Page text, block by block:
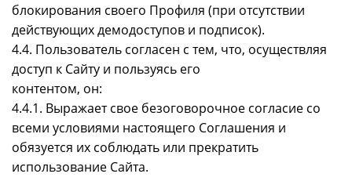
блокирования своего Профиля (при отсутствии
действующих демодоступов и подписок).
4.4. Пользователь согласен с тем, что, осуществляя
доступ к Сайту и пользуясь его
контентом, он:
4.4.1. Выражает свое безоговорочное согласие со
всеми условиями настоящего Соглашения и
обязуется их соблюдать или прекратить
использование Сайта.